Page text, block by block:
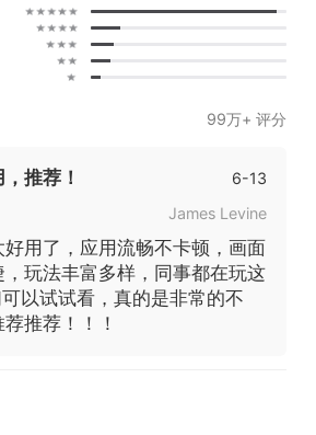
99万+ 评分
推荐！
6-13
James Levine
用了，应用流畅不卡顿，画面
玩法丰富多样，同事都在玩这
以试试看，真的是非常的不
推荐！！！